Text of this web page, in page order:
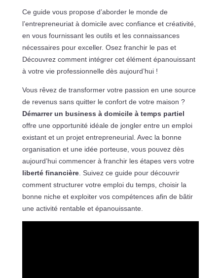
Ce guide vous propose d’aborder le monde de
l’entrepreneuriat à domicile avec confiance et créativité,
en vous fournissant les outils et les connaissances
nécessaires pour exceller. Osez franchir le pas et
Découvrez comment intégrer cet élément épanouissant
à votre vie professionnelle dès aujourd’hui !
Vous rêvez de transformer votre passion en une source
de revenus sans quitter le confort de votre maison ?
Démarrer un business à domicile à temps partiel
offre une opportunité idéale de jongler entre un emploi
existant et un projet entrepreneurial. Avec la bonne
organisation et une idée porteuse, vous pouvez dès
aujourd’hui commencer à franchir les étapes vers votre
liberté financière. Suivez ce guide pour découvrir
comment structurer votre emploi du temps, choisir la
bonne niche et exploiter vos compétences afin de bâtir
une activité rentable et épanouissante.